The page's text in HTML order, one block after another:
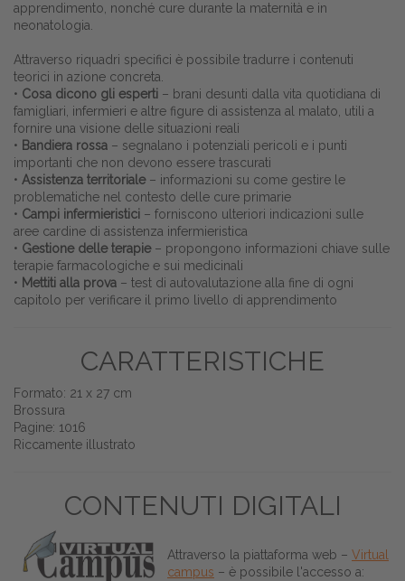
apprendimento, nonché cure durante la maternità e in
neonatologia.
Attraverso riquadri specifici è possibile tradurre i contenuti
teorici in azione concreta.
• Cosa dicono gli esperti – brani desunti dalla vita quotidiana di
famigliari, infermieri e altre figure di assistenza al malato, utili a
fornire una visione delle situazioni reali
• Bandiera rossa – segnalano i potenziali pericoli e i punti
importanti che non devono essere trascurati
• Assistenza territoriale– informazioni su come gestire le
problematiche nel contesto delle cure primarie
• Campi infermieristici – forniscono ulteriori indicazioni sulle
aree cardine di assistenza infermieristica
• Gestione delle terapie– propongono informazioni chiave sulle
terapie farmacologiche e sui medicinali
• Mettiti alla prova – test di autovalutazione alla fine di ogni
capitolo per verificare il primo livello di apprendimento
CARATTERISTICHE
Formato: 21 x 27 cm
Brossura
Pagine: 1016
Riccamente illustrato
CONTENUTI DIGITALI
Attraverso la piattaforma web – Virtual
campus – è possibile l'accesso a: